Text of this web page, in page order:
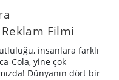
Filmi
insanlara farklı
Cola, yine çok
Dünyanın dört bir